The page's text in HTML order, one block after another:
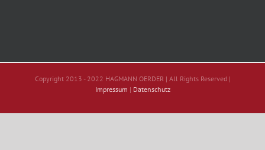
Copyright 2013 - 2022 HAGMANN OERDER | All Rights Reserved |
Impressum | Datenschutz